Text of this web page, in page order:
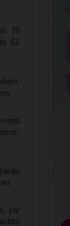
70
61
par